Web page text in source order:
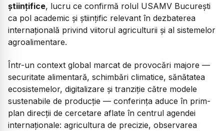
științifice, lucru ce confirmă rolul USAMV București
ca pol academic și științific relevant în dezbaterea
internațională privind viitorul agriculturii și al sistemelor
agroalimentare.
Într-un context global marcat de provocări majore —
securitate alimentară, schimbări climatice, sănătatea
ecosistemelor, digitalizare și tranziție către modele
sustenabile de producție — conferința aduce în prim-
plan direcții de cercetare aflate în centrul agendei
internaționale: agricultura de precizie, observarea